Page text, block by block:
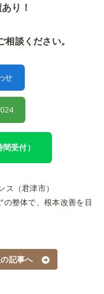
り！
談ください。
せ
受付）
（君津市）
の整体で、根本改善を目
記事へ